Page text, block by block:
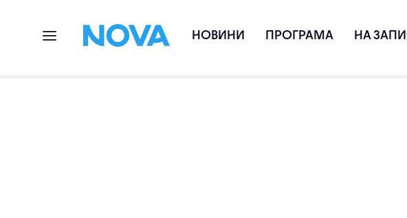
НОВИНИ ПРОГРАМА НА